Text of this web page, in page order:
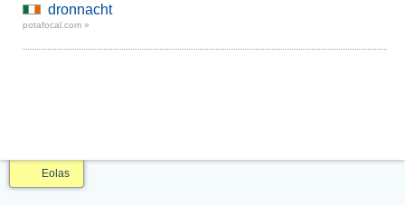
dronnacht
potafocal.com »
Eolas